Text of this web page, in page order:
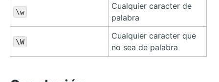
\w
Cualquier caracter de
palabra
\W
Cualquier caracter que
no sea de palabra